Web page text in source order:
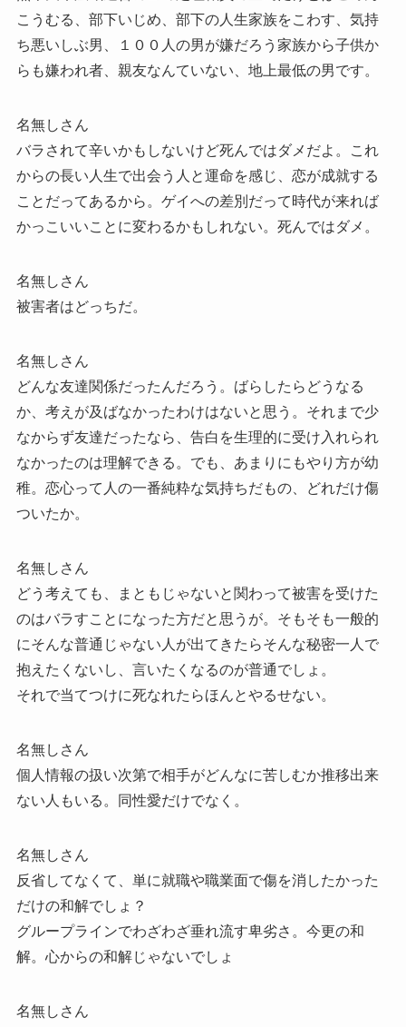
こうむる、部下いじめ、部下の人生家族をこわす、気持
ち悪いしぶ男、１００人の男が嫌だろう家族から子供か
らも嫌われ者、親友なんていない、地上最低の男です。
名無しさん
バラされて辛いかもしないけど死んではダメだよ。これ
からの長い人生で出会う人と運命を感じ、恋が成就する
ことだってあるから。ゲイへの差別だって時代が来れば
かっこいいことに変わるかもしれない。死んではダメ。
名無しさん
被害者はどっちだ。
名無しさん
どんな友達関係だったんだろう。ばらしたらどうなる
か、考えが及ばなかったわけはないと思う。それまで少
なからず友達だったなら、告白を生理的に受け入れられ
なかったのは理解できる。でも、あまりにもやり方が幼
稚。恋心って人の一番純粋な気持ちだもの、どれだけ傷
ついたか。
名無しさん
どう考えても、まともじゃないと関わって被害を受けた
のはバラすことになった方だと思うが。そもそも一般的
にそんな普通じゃない人が出てきたらそんな秘密一人で
抱えたくないし、言いたくなるのが普通でしょ。
それで当てつけに死なれたらほんとやるせない。
名無しさん
個人情報の扱い次第で相手がどんなに苦しむか推移出来
ない人もいる。同性愛だけでなく。
名無しさん
反省してなくて、単に就職や職業面で傷を消したかった
だけの和解でしょ？
グループラインでわざわざ垂れ流す卑劣さ。今更の和
解。心からの和解じゃないでしょ
名無しさん